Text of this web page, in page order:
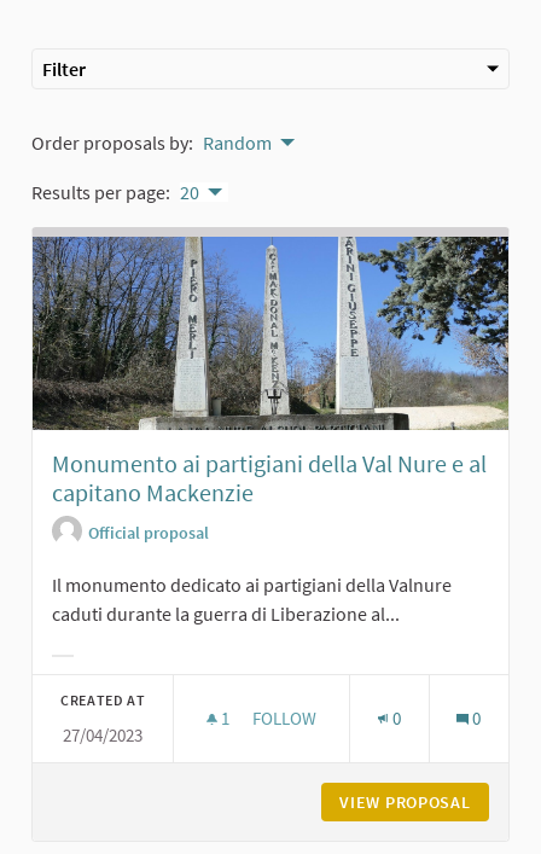
Filter
Order proposals by: Random
Results per page: 20
Monumento ai partigiani della Val Nure e al
capitano Mackenzie
Official proposal
Il monumento dedicato ai partigiani della Valnure
caduti durante la guerra di Liberazione al...
CREATED AT
27/04/2023
1 1 FOLLOWER
FOLLOW 0 0
VIEW PROPOSAL